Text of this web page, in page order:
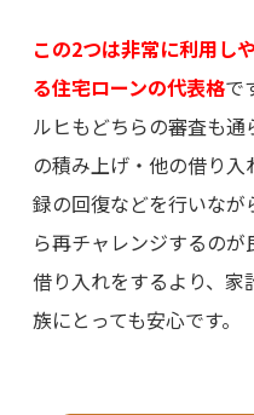
この2つは非常に利用し
る住宅ローンの代表格で
ルヒもどちらの審査も
の積み上げ・他の借り
録の回復などを行いな
ら再チャレンジするの
借り入れをするより、家
族にとっても安心です。